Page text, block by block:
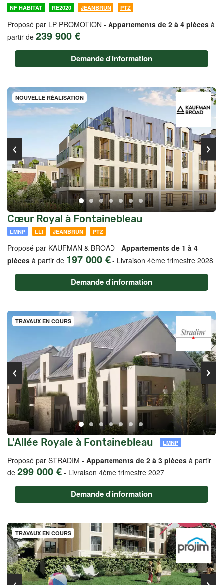
NF HABITAT RE2020 JEANBRUN PTZ
Proposé par LP PROMOTION - Appartements de 2 à 4 pièces à
partir de 239 900 €
Demande d'information
NOUVELLE RÉALISATION
Cœur Royal à Fontainebleau
LMNP LLI JEANBRUN PTZ
Proposé par KAUFMAN & BROAD - Appartements de 1 à 4
pièces à partir de 197 000 € - Livraison 4ème trimestre 2028
Demande d'information
TRAVAUX EN COURS
L'Allée Royale à Fontainebleau LMNP
Proposé par STRADIM - Appartements de 2 à 3 pièces à partir
de 299 000 € - Livraison 4ème trimestre 2027
Demande d'information
TRAVAUX EN COURS